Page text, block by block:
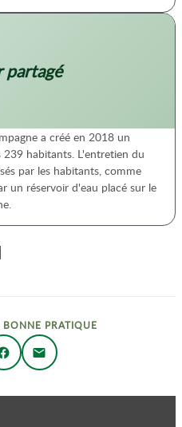
partagé
a créé en 2018 un
239 habitants. L'entretien du
par les habitants, comme
un réservoir d'eau placé sur le
BONNE PRATIQUE